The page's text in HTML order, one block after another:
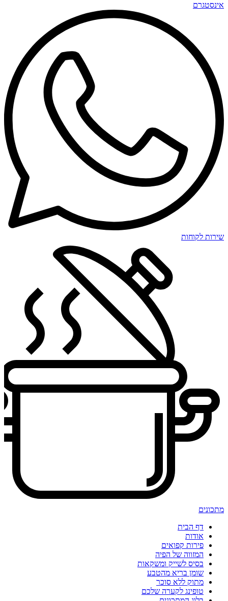
אינסטגרם
שירות לקוחות
מתכונים
דף הבית
אודות
פירות קפואים
המזווה של הפיה
בסיס לשייק ומשקאות
שומן בריא מהטבע
מתוק ללא סוכר
טופינג לקערה שלכם